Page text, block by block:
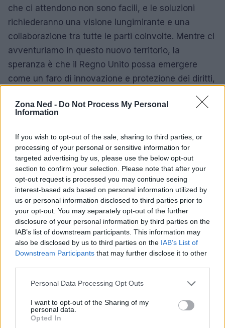
Zona Ned - Do Not Process My Personal
Information
If you wish to opt-out of the sale, sharing to third parties, or
processing of your personal or sensitive information for
targeted advertising by us, please use the below opt-out
section to confirm your selection. Please note that after your
opt-out request is processed you may continue seeing
interest-based ads based on personal information utilized by
us or personal information disclosed to third parties prior to
your opt-out. You may separately opt-out of the further
disclosure of your personal information by third parties on the
IAB’s list of downstream participants. This information may
also be disclosed by us to third parties on the IAB’s List of
Downstream Participants that may further disclose it to other
Please note that this website/app uses one or more Google
not limited to your visit or usage behaviour. You may click to
grant or deny consent to Google and its third-party tags to
use your data for below specified purposes in below Google
Personal Data Processing Opt Outs
I want to opt-out of the Sharing of my
personal data.
Opted In
che ci attendono non sono facili, e le soluzioni
richiederanno una visione lungimirante e una
collaborazione tra tutte le parti coinvolte. Mentre ci
avventuriamo in questo nuovo territorio, la
speranza è che il Regno Unito possa emergere
come un faro di innovazione e protezione dei diritti,
priva di regolamentazione.
AUTORE